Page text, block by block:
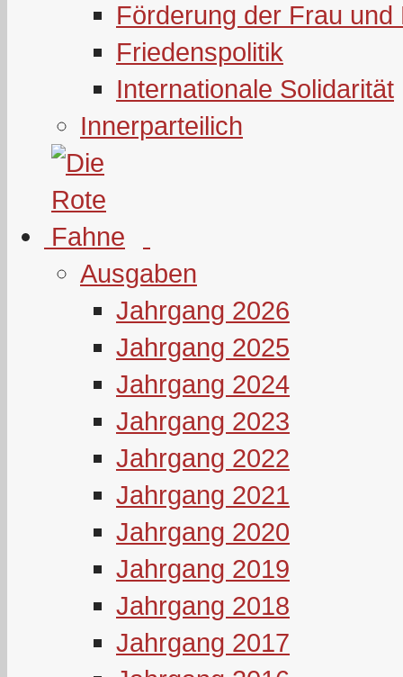
Förderung der Frau und
Friedenspolitik
Internationale Solidarität
Innerparteilich
Ausgaben
Jahrgang 2026
Jahrgang 2025
Jahrgang 2024
Jahrgang 2023
Jahrgang 2022
Jahrgang 2021
Jahrgang 2020
Jahrgang 2019
Jahrgang 2018
Jahrgang 2017